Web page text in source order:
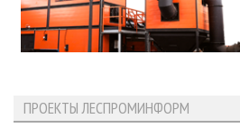
ПРОЕКТЫ ЛЕСПРОМИНФОРМ